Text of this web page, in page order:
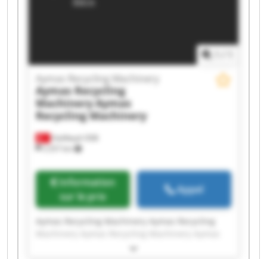
Halilbeyli OSB
2 257 km
Aymas Recycling Machinery
Aymas Recycling
Machinery Aymas
Recycling Machinery
Information
sur le prix
Appel
Aymas Recycling Machinery Aymas Recycling
Recycling Machinery Aymas Recycling Machinery